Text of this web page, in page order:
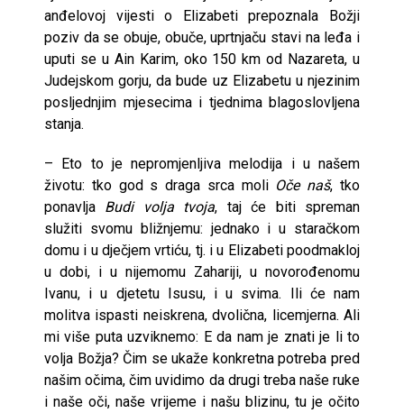
anđelovoj vijesti o Elizabeti prepoznala Božji
poziv da se obuje, obuče, uprtnjaču stavi na leđa i
uputi se u Ain Karim, oko 150 km od Nazareta, u
Judejskom gorju, da bude uz Elizabetu u njezinim
posljednjim mjesecima i tjednima blagoslovljena
stanja.
– Eto to je nepromjenljiva melodija i u našem
životu: tko god s draga srca moli Oče naš, tko
ponavlja Budi volja tvoja, taj će biti spreman
služiti svomu bližnjemu: jednako i u staračkom
domu i u dječjem vrtiću, tj. i u Elizabeti poodmakloj
u dobi, i u nijemomu Zahariji, u novorođenomu
Ivanu, i u djetetu Isusu, i u svima. Ili će nam
molitva ispasti neiskrena, dvolična, licemjerna. Ali
mi više puta uzviknemo: E da nam je znati je li to
volja Božja? Čim se ukaže konkretna potreba pred
našim očima, čim uvidimo da drugi treba naše ruke
i naše oči, naše vrijeme i našu blizinu, tu je očito